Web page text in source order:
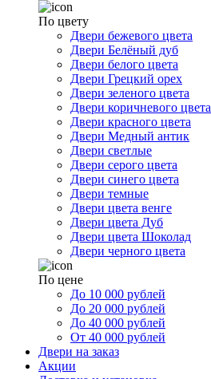
По цвету
Двери бежевого цвета
Двери Белёный дуб
Двери белого цвета
Двери Грецкий орех
Двери зеленого цвета
Двери коричневого цвета
Двери красного цвета
Двери Медный антик
Двери светлые
Двери серого цвета
Двери синего цвета
Двери темные
Двери цвета венге
Двери цвета Дуб
Двери цвета Шоколад
Двери черного цвета
По цене
До 10 000 рублей
До 20 000 рублей
До 40 000 рублей
От 40 000 рублей
Двери на заказ
Акции